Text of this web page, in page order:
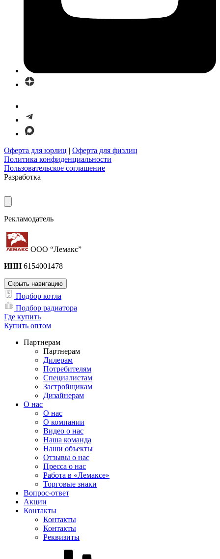
Оферта для юрлиц | Оферта для физлиц
Политика конфиденциальности
Пользовательское соглашение
Разработка
Рекламодатель
ООО “Лемакс”
ИНН6154001478
Скрыть навигацию
Подбор котла
Подбор радиатора
Где купить
Купить оптом
Партнерам
Партнерам
Дилерам
Потребителям
Специалистам
Застройщикам
Дизайнерам
О нас
О нас
О компании
Видео о нас
Наша команда
Наши объекты
Отзывы о нас
Пресса о нас
Работа в «Лемаксе»
Торговые знаки
Вопрос-ответ
Акции
Контакты
Контакты
Контакты
Реквизиты